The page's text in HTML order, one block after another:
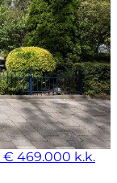
€ 469.000 k.k.